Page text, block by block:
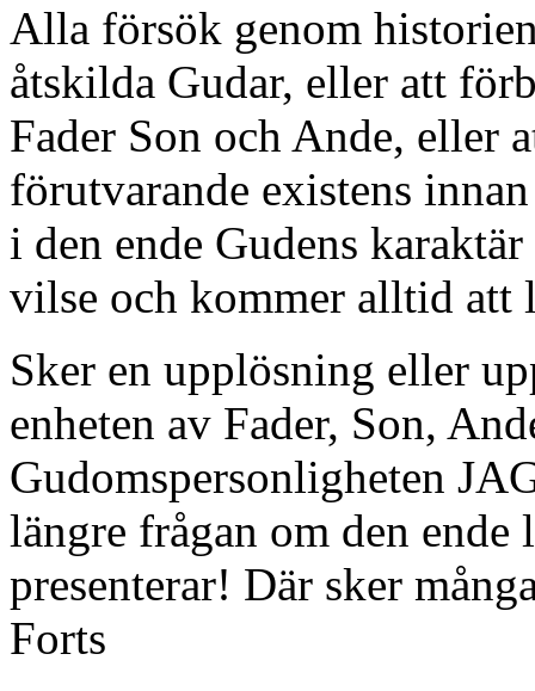
Alla försök genom
åtskilda Gudar, eller att
Fader Son och Ande, eller
förutvarande existens
i den ende Gudens
vilse och kommer alltid att
Sker en upplösning eller
enheten av Fader, Son,
Gudomspersonligheten
längre frågan om den
presenterar! Där sker
Forts